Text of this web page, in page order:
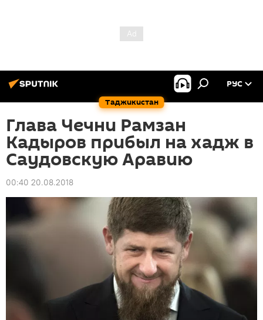
Таджикистан
РУС
Глава Чечни Рамзан
Кадыров прибыл на хадж в
Саудовскую Аравию
00:40 20.08.2018